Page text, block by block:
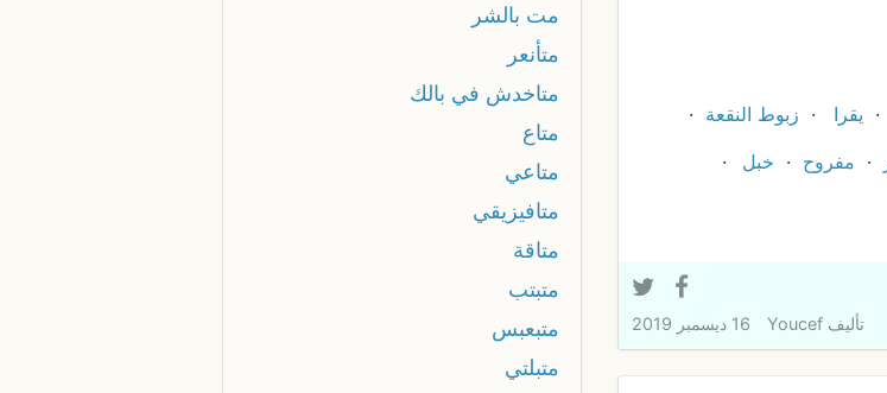
يقرا
زبوط النقعة
مفروح
خبل
تأليفYoucef 16 ديسمبر 2019
مت بالشر
متأنعر
متاخدش في بالك
متاع
متاعي
متافيزيقي
متاقة
متبتب
متبعبس
متبلتي